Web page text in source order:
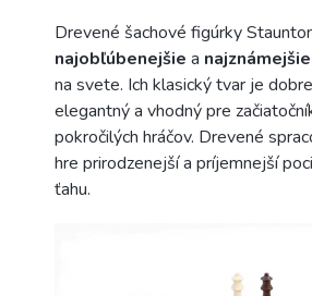
Drevené šachové figúrky
najobľúbenejšie a najznámejšie
na svete. Ich klasický tvar je
elegantný a vhodný pre
pokročilých hráčov. Drevené
hre prirodzenejší a príjemnejší
ťahu.